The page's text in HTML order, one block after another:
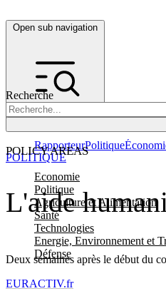
Open sub navigation
Recherche
POLICY AREAS
Economie
Politique
Agriculture et Alimentation
Santé
Technologies
Energie, Environnement et
Défense
RapporteurPolitique
L'aide
Deux semaines après le début du
POLITIQUE
EURACTIV.fr